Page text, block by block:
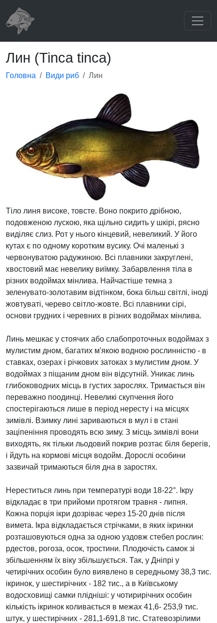
Лин (Tinca tinca)
Головна Види риб Лин
Тіло линя високе, товсте. Воно покрито дрібною,
подовженою лускою, яка щільно сидить у шкірі, рясно
виділяє слиз. Рот у нього кінцевий, невеликий. У його
кутах є по одному коротким вусику. Очі маленькі з
червонуватою радужиною. Всі плавники закруглені,
хвостовий має невелику виїмку. Забарвлення тіла в
різних водоймах мінлива. Найчастіше темна з
зеленувато-золотавим відтінком, бока більш світлі, іноді
жовтуваті, черево світло-жовте. Всі плавники сірі,
основи грудних і черевних в різних водоймах мінлива.
Линь мешкає у стоячих або слабопроточных водоймах з
мулистим дном, багатих м'якою водною рослинністю - в
ставках, озерах і річкових затоках з мулистим дном. У
водоймах з піщаним дном він відсутній. Уникає линь
глибоководних місць в густих зарослях. Тримається він
переважно поодинці. Невеликі скупчення його
спостерігаються лише в період нересту і на місцях
зимівлі. Взимку лині зариваються в мул і в стані
заціпеніння проводять всю зиму. З місць зимівлі вони
виходять, як тільки льодовий покрив розтає біля берегів,
і йдуть на кормові місця водойм. Дорослі особини
зазвичай тримаються біля дна в заростях.
Нереститься линь при температурі води 18-22°. Ікру
відкладає в три прийоми протягом травня - липня.
Кожна порція ікри дозріває через 15-20 днів після
вимета. Ікра відкладається стрічками, в яких ікринки
розташовуються одна за одною уздовж стебел рослин:
рдестов, рогоза, осок, тростини. Плодючість самок зі
збільшенням їх віку збільшується. Так, у Дніпрі у
четирічних особин було виявлено в середньому 38,3 тис.
ікринок, у шестирічних - 182 тис., а в Київському
водосховищі самки плідніші: у чотирирічних особин
кількість ікринок коливається в межах 41,6- 253,9 тис.
штук, у шестирічних - 281,1-691,8 тис. Статевозрілими